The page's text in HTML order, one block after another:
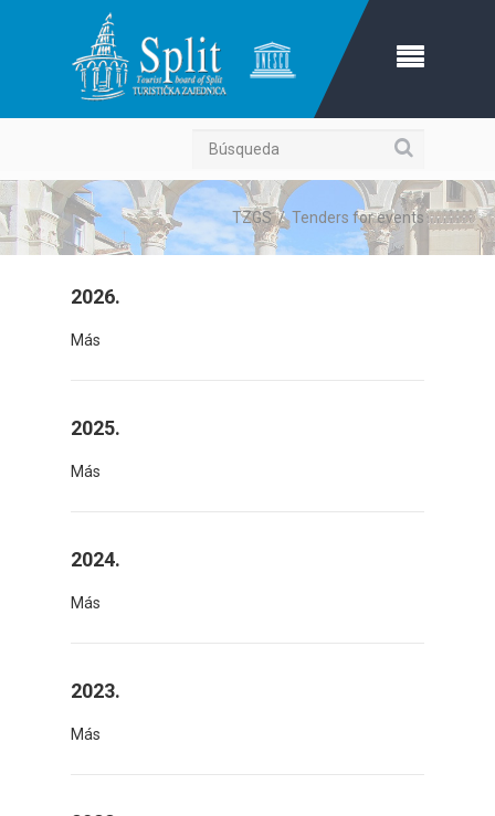
Búsqueda
TZGS/Tenders for events
2026.
Más
2025.
Más
2024.
Más
2023.
Más